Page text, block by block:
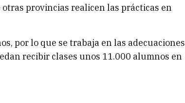
provincias realicen las prácticas en
por lo que se trabaja en las adecuaciones
recibir clases unos 11.000 alumnos en